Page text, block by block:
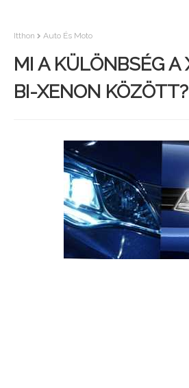
Itthon Auto És Moto
MI A KÜLÖNBSÉG A
BI-XENON KÖZÖTT?